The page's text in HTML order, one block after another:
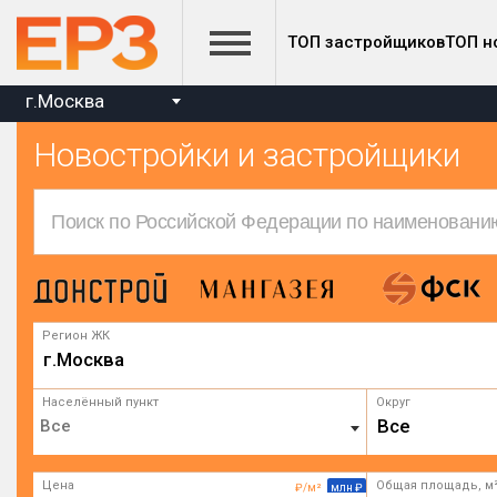
ТОП застройщиковТОП
г.Москва
Новостройки и застройщики
Регион ЖК
г.Москва
Населённый пункт Округ
Все
₽/м² млн ₽
Цена Общая площадь,